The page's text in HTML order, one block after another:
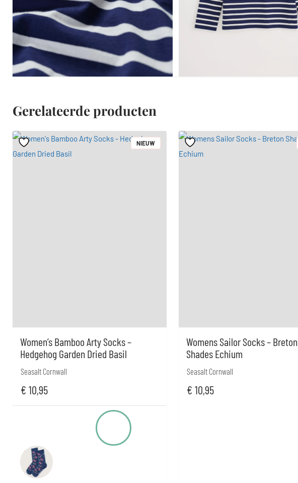
Gerelateerde producten
Women’s Bamboo Arty Socks –
Hedgehog Garden Dried Basil
Seasalt Cornwall
€ 10,95
NIEUW
Womens Sailor Socks – Breton
Shades Echium
Seasalt Cornwall
€ 10,95